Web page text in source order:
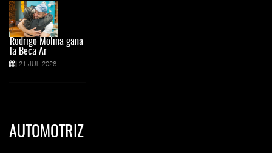
Rodrigo Molina gana
la Beca Ar
21 JUL 2026
AUTOMOTRIZ